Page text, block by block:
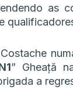
as
” Gheață
a